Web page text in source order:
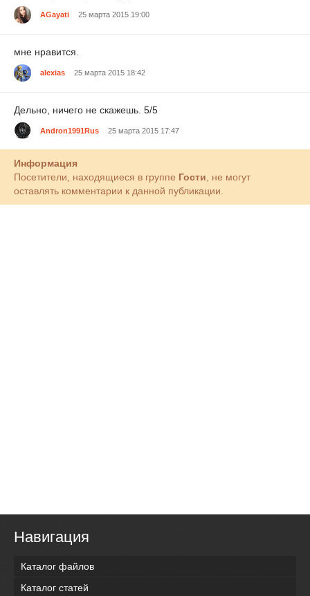
AGayati 25 марта 2015 19:00
мне нравится.
alexias 25 марта 2015 18:42
Дельно, ничего не скажешь. 5/5
Andron1991Rus 25 марта 2015 17:47
Информация
Посетители, находящиеся в группе Гости, не могут
оставлять комментарии к данной публикации.
Навигация
Каталог файлов
Каталог статей